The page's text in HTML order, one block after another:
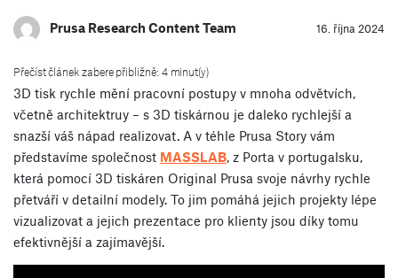
Prusa Research Content Team 16. října 2024
Přečíst článek zabere přibližně: 4 minut(y)
3D tisk rychle mění pracovní postupy v mnoha odvětvích,
včetně architektruy – s 3D tiskárnou je daleko rychlejší a
snazší váš nápad realizovat. A v téhle Prusa Story vám
představíme společnost MASSLAB, z Porta v portugalsku,
která pomocí 3D tiskáren Original Prusa svoje návrhy rychle
přetváří v detailní modely. To jim pomáhá jejich projekty lépe
vizualizovat a jejich prezentace pro klienty jsou díky tomu
efektivnější a zajímavější.